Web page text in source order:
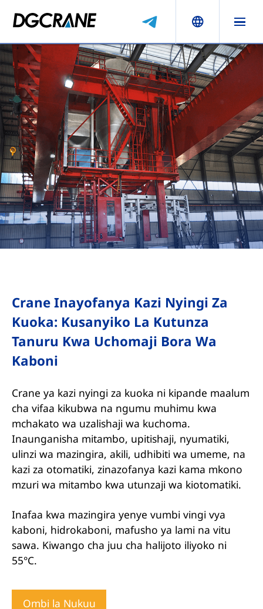
Crane Inayofanya Kazi Nyingi Za
Kuoka: Kusanyiko La Kutunza
Tanuru Kwa Uchomaji Bora Wa
Kaboni
Crane ya kazi nyingi za kuoka ni kipande maalum
cha vifaa kikubwa na ngumu muhimu kwa
mchakato wa uzalishaji wa kuchoma.
Inaunganisha mitambo, upitishaji, nyumatiki,
ulinzi wa mazingira, akili, udhibiti wa umeme, na
kazi za otomatiki, zinazofanya kazi kama mkono
mzuri wa mitambo kwa utunzaji wa kiotomatiki.
Inafaa kwa mazingira yenye vumbi vingi vya
kaboni, hidrokaboni, mafusho ya lami na vitu
sawa. Kiwango cha juu cha halijoto iliyoko ni
55°C.
Ombi la Nukuu